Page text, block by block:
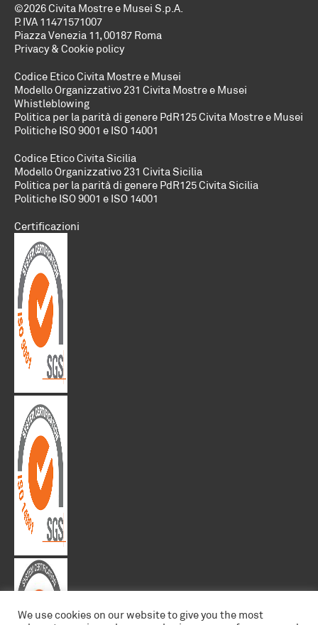
©2026 Civita Mostre e Musei S.p.A.
P. IVA 11471571007
Piazza Venezia 11, 00187 Roma
Privacy & Cookie policy
Codice Etico Civita Mostre e Musei
Modello Organizzativo 231 Civita Mostre e Musei
Whistleblowing
Politica per la parità di genere PdR125 Civita Mostre e Musei
Politiche ISO 9001 e ISO 14001
Codice Etico Civita Sicilia
Modello Organizzativo 231 Civita Sicilia
Politica per la parità di genere PdR125 Civita Sicilia
Politiche ISO 9001 e ISO 14001
Certificazioni
We use cookies on our website to give you the most